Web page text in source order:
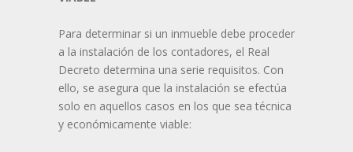
Para determinar si un inmueble debe proceder
a la instalación de los contadores, el Real
Decreto determina una serie requisitos. Con
ello, se asegura que la instalación se efectúa
solo en aquellos casos en los que sea técnica
y económicamente viable: